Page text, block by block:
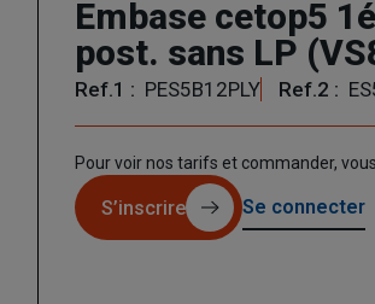
Embase cetop5
post. sans LP
Ref.1 : PES5B12PLY Ref.2 :
Pour voir nos tarifs et commander,
S’inscrire Se connecter